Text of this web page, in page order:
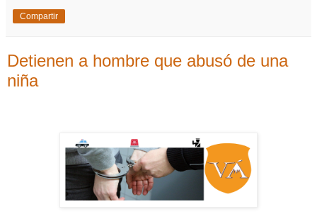
Compartir
Detienen a hombre que abusó de una
niña